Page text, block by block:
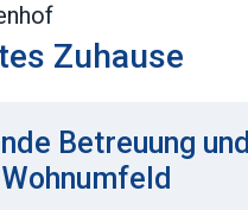
Zuhause
Betreuung und